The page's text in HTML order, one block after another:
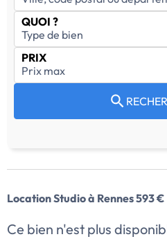
QUOI ?
PRIX
Location Studio à Rennes 593 €
Ce bien n'est plus